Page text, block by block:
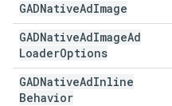
GADNativeAdImage
GADNativeAdImageAd
LoaderOptions
GADNativeAdInline
Behavior